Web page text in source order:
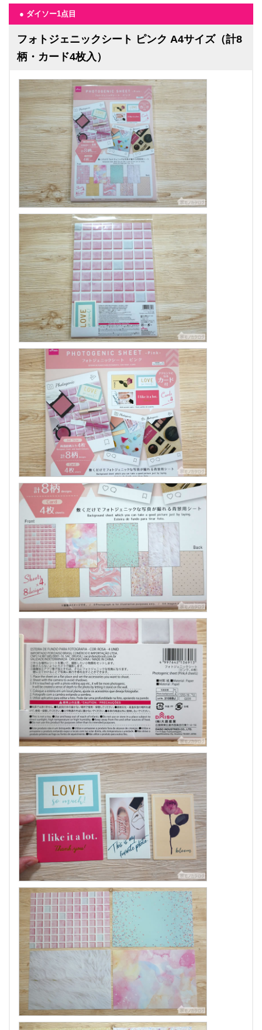
● ダイソー1点目
フォトジェニックシート ピンク A4サイズ（計8
柄・カード4枚入）